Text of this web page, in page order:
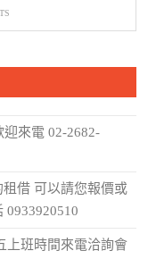
來電 02-2682-
借 可以請您報價或
0933920510
上班時間來電洽詢會